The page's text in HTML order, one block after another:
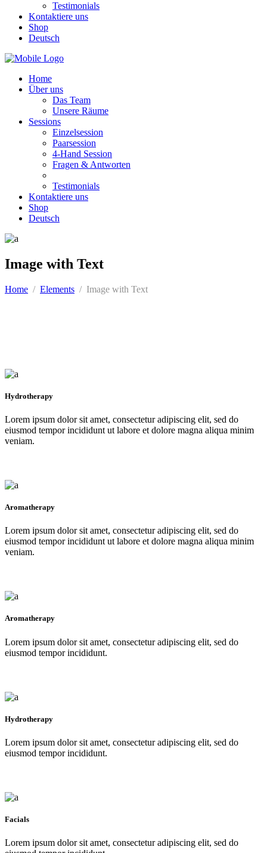
Testimonials
Kontaktiere uns
Shop
Deutsch
Home
Über uns
Das Team
Unsere Räume
Sessions
Einzelsession
Paarsession
4-Hand Session
Fragen & Antworten
Testimonials
Kontaktiere uns
Shop
Deutsch
Image with Text
Home / Elements / Image with Text
Hydrotherapy
Lorem ipsum dolor sit amet, consectetur adipiscing elit, sed do
eiusmod tempor incididunt ut labore et dolore magna aliqua minim
veniam.
Aromatherapy
Lorem ipsum dolor sit amet, consectetur adipiscing elit, sed do
eiusmod tempor incididunt ut labore et dolore magna aliqua minim
veniam.
Aromatherapy
Lorem ipsum dolor sit amet, consectetur adipiscing elit, sed do
eiusmod tempor incididunt.
Hydrotherapy
Lorem ipsum dolor sit amet, consectetur adipiscing elit, sed do
eiusmod tempor incididunt.
Facials
Lorem ipsum dolor sit amet, consectetur adipiscing elit, sed do